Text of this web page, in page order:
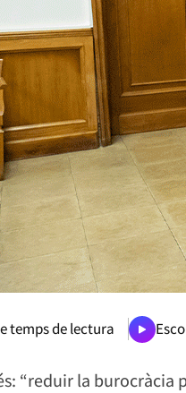
temps de lectura
“reduir la burocràcia